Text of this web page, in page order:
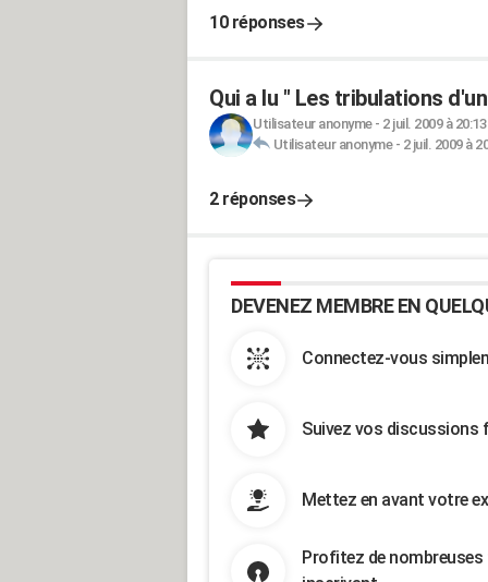
10 réponses
Qui a lu " Les tribulations
Utilisateur anonyme- 2 juil. 2009 à 20:13
Utilisateur anonyme- 2 juil. 2009 à
2 réponses
DEVENEZ MEMBRE EN
Connectez-vous
Suivez vos discussions
Mettez en avant votre
Profitez de